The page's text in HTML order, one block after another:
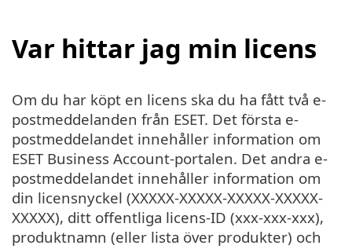
Var hittar jag min licens
Om du har köpt en licens ska du ha fått två e-
postmeddelanden från ESET. Det första e-
postmeddelandet innehåller information om
ESET Business Account-portalen. Det andra e-
postmeddelandet innehåller information om
din licensnyckel (XXXXX-XXXXX-XXXXX-XXXXX-
XXXXX), ditt offentliga licens-ID (xxx-xxx-xxx),
produktnamn (eller lista över produkter) och